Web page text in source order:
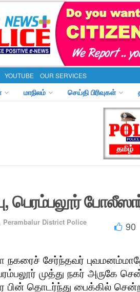
YOUTUBE OUR SERVICES
மாநிலம் செய்தி பிரிவுகள்
பெரம்பலூர்
Perambalur District Police
90
நகரைச் சேர்ந்தவர்
முத்து நகர் அருகே
தொடர்ந்து பைக்கில்